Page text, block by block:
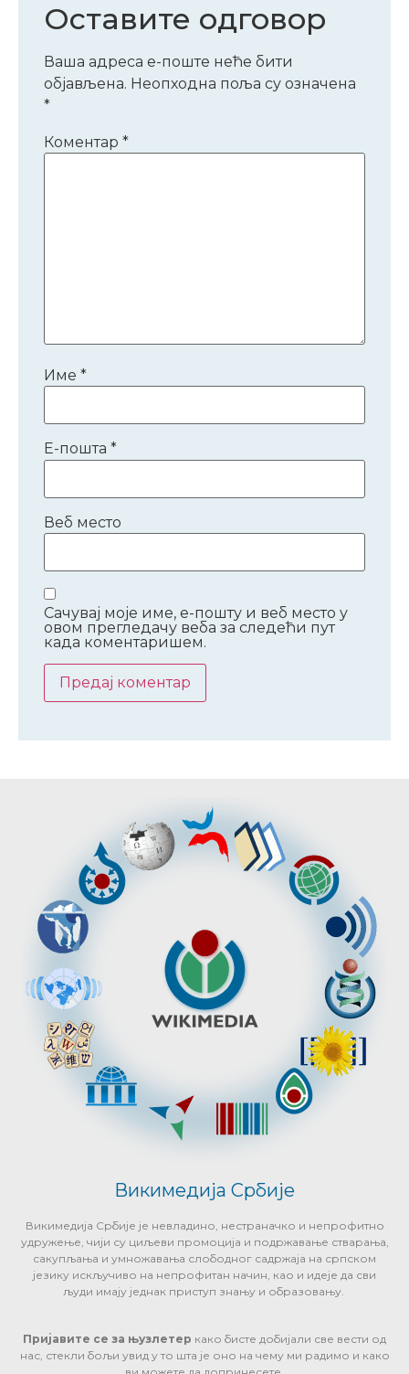
Оставите одговор
Ваша адреса е-поште неће бити
објављена. Неопходна поља су означена
*
Коментар *
Име *
Е-пошта *
Веб место
Сачувај моје име, е-пошту и веб место у
овом прегледачу веба за следећи пут
када коментаришем.
Викимедија Србије
Викимедија Србије је невладино, нестраначко и непрофитно
удружење, чији су циљеви промоција и подржавање стварања,
сакупљања и умножавања слободног садржаја на српском
језику искључиво на непрофитан начин, као и идеје да сви
људи имају једнак приступ знању и образовању.
Пријавите се за њузлетер како бисте добијали све вести од
нас, стекли бољи увид у то шта је оно на чему ми радимо и како